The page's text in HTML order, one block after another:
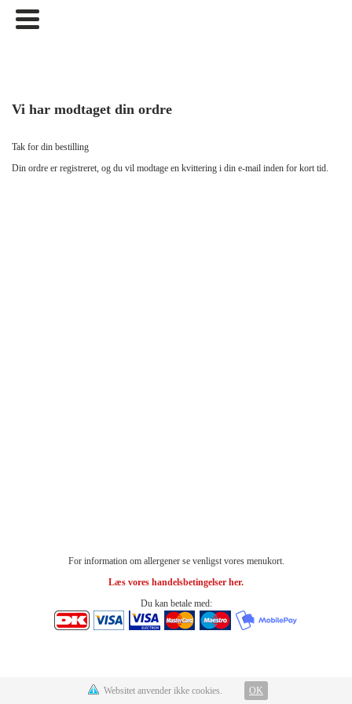
Websitet anvender ikke cookies. OK
Vi har modtaget din ordre
Tak for din bestilling
Din ordre er registreret, og du vil modtage en kvittering i din e-mail inden for kort tid.
For information om allergener se venligst vores menukort.
Læs vores handelsbetingelser her.
Du kan betale med: